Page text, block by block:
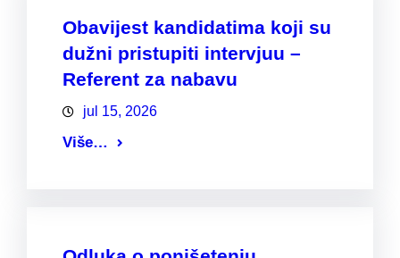
Obavijest kandidatima koji su
dužni pristupiti intervjuu –
Referent za nabavu
jul 15, 2026
Više…